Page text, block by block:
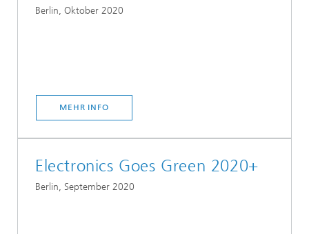
Berlin, Oktober 2020
MEHR INFO
Electronics Goes Green 2020+
Berlin, September 2020